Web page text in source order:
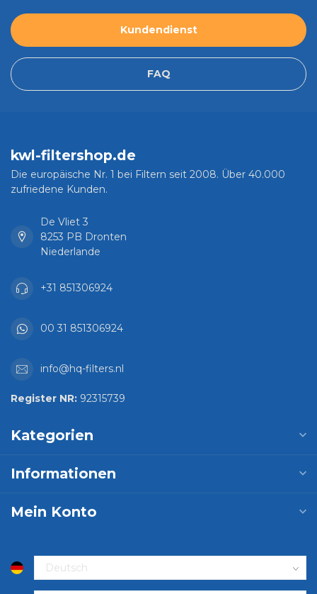
Kundendienst
FAQ
kwl-filtershop.de
Die europäische Nr. 1 bei Filtern seit 2008. Über 40.000
zufriedene Kunden.
De Vliet 3
8253 PB Dronten
Niederlande
+31 851306924
00 31 851306924
info@hq-filters.nl
Register NR: 92315739
Kategorien
Informationen
Mein Konto